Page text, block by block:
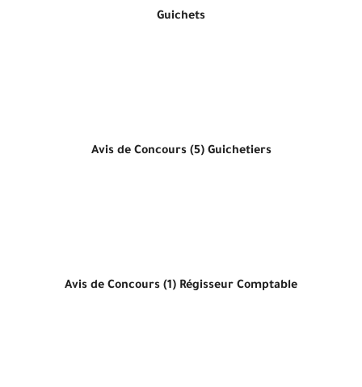
Guichets
Avis de Concours (5) Guichetiers
Avis de Concours (1) Régisseur Comptable